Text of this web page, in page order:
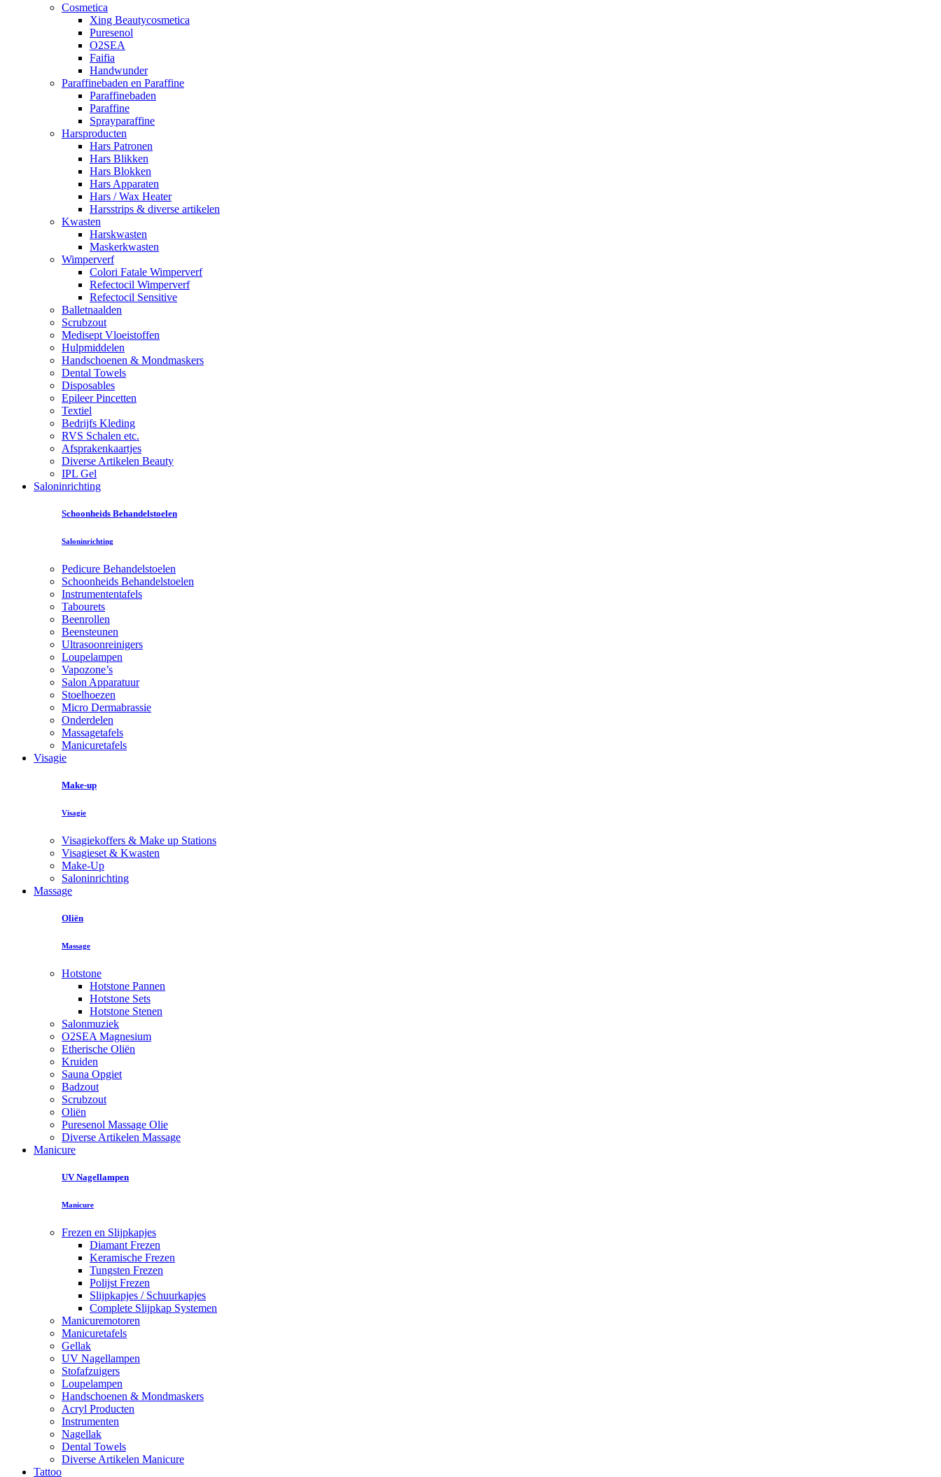
Cosmetica
Xing Beautycosmetica
Puresenol
O2SEA
Faifia
Handwunder
Paraffinebaden en Paraffine
Paraffinebaden
Paraffine
Sprayparaffine
Harsproducten
Hars Patronen
Hars Blikken
Hars Blokken
Hars Apparaten
Hars / Wax Heater
Harsstrips & diverse artikelen
Kwasten
Harskwasten
Maskerkwasten
Wimperverf
Colori Fatale Wimperverf
Refectocil Wimperverf
Refectocil Sensitive
Balletnaalden
Scrubzout
Medisept Vloeistoffen
Hulpmiddelen
Handschoenen & Mondmaskers
Dental Towels
Disposables
Epileer Pincetten
Textiel
Bedrijfs Kleding
RVS Schalen etc.
Afsprakenkaartjes
Diverse Artikelen Beauty
IPL Gel
Saloninrichting
Schoonheids Behandelstoelen
Saloninrichting
Pedicure Behandelstoelen
Schoonheids Behandelstoelen
Instrumententafels
Tabourets
Beenrollen
Beensteunen
Ultrasoonreinigers
Loupelampen
Vapozone’s
Salon Apparatuur
Stoelhoezen
Micro Dermabrassie
Onderdelen
Massagetafels
Manicuretafels
Visagie
Make-up
Visagie
Visagiekoffers & Make up Stations
Visagieset & Kwasten
Make-Up
Saloninrichting
Massage
Oliën
Massage
Hotstone
Hotstone Pannen
Hotstone Sets
Hotstone Stenen
Salonmuziek
O2SEA Magnesium
Etherische Oliën
Kruiden
Sauna Opgiet
Badzout
Scrubzout
Oliën
Puresenol Massage Olie
Diverse Artikelen Massage
Manicure
UV Nagellampen
Manicure
Frezen en Slijpkapjes
Diamant Frezen
Keramische Frezen
Tungsten Frezen
Polijst Frezen
Slijpkapjes / Schuurkapjes
Complete Slijpkap Systemen
Manicuremotoren
Manicuretafels
Gellak
UV Nagellampen
Stofafzuigers
Loupelampen
Handschoenen & Mondmaskers
Acryl Producten
Instrumenten
Nagellak
Dental Towels
Diverse Artikelen Manicure
Tattoo